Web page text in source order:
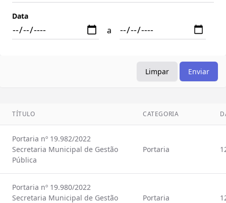
Data
a
Limpar Enviar
TÍTULO CATEGORIA
Portaria nº 19.982/2022
Secretaria Municipal de Gestão
Pública
Portaria
Portaria nº 19.980/2022
Secretaria Municipal de Gestão
Portaria